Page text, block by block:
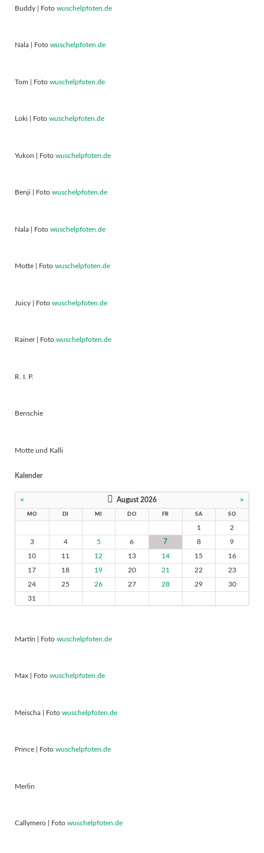
Buddy | Foto wuschelpfoten.de
Nala | Foto wuschelpfoten.de
Tom | Foto wuschelpfoten.de
Loki | Foto wuschelpfoten.de
Yukon | Foto wuschelpfoten.de
Benji | Foto wuschelpfoten.de
Nala | Foto wuschelpfoten.de
Motte | Foto wuschelpfoten.de
Juicy | Foto wuschelpfoten.de
Rainer | Foto wuschelpfoten.de
R. I. P.
Benschie
Motte und Kalli
Kalender
< August 2026 >
MO DI MI DO FR SA SO
1
2
3
4 5 6 7 8
9
10
11 12 13 14 15
16
17
18 19 20 21 22
23
24
25 26 27 28 29
30
31
Martin | Foto wuschelpfoten.de
Max | Foto wuschelpfoten.de
Meischa | Foto wuschelpfoten.de
Prince | Foto wuschelpfoten.de
Merlin
Callymero | Foto wuschelpfoten.de